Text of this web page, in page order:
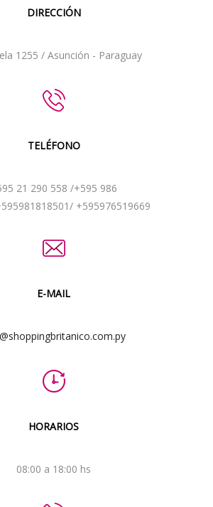
DIRECCIÓN
1255 / Asunción - Paraguay
TELÉFONO
21 290 558 /+595 986
+595976519669
E-MAIL
HORARIOS
08:00 a 18:00 hs